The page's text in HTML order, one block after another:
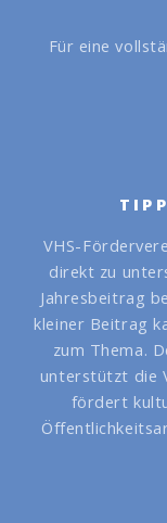
Für eine
VHS-
direkt zu
Jahresbeitrag
kleiner Beitrag
zum Thema.
unterstützt die
fördert